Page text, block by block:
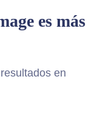
es más
en